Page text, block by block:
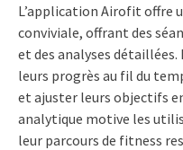
L’application Airofit offre
conviviale, offrant des
et des analyses
leurs progrès au fil du
et ajuster leurs objectifs
analytique motive les
leur parcours de fitness